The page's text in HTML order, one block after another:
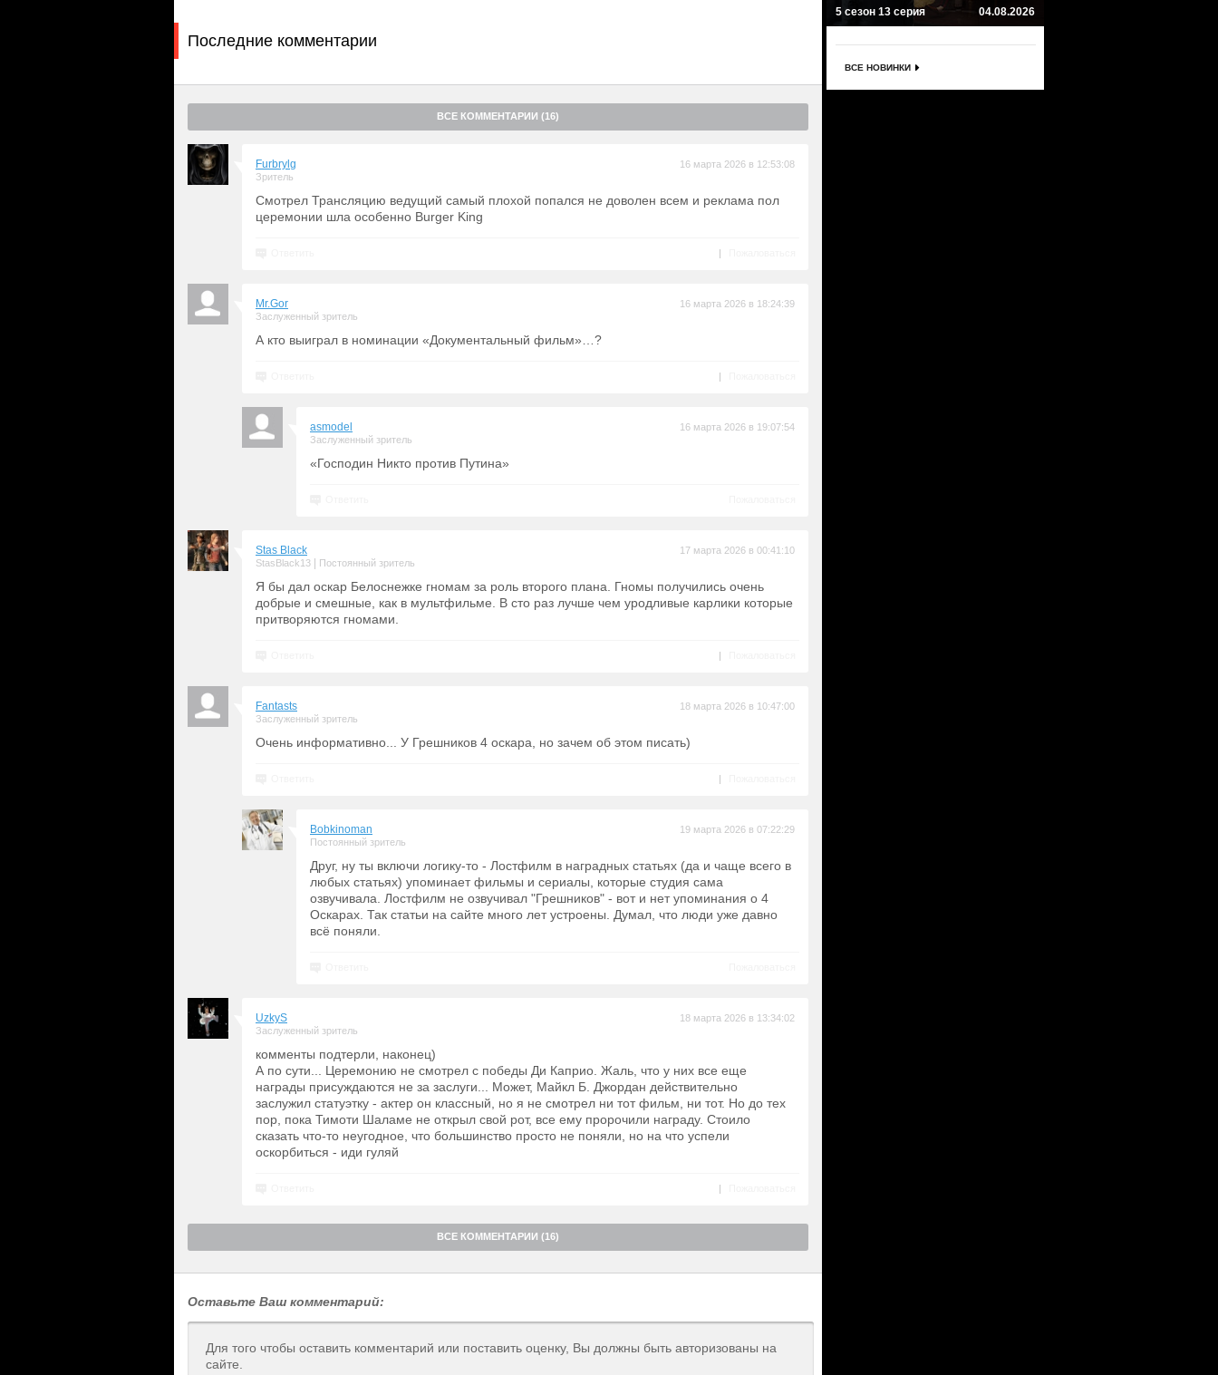
Последние комментарии
ВСЕ КОММЕНТАРИИ (16)
Furbrylg
Зритель
16 марта 2026 в 12:53:08
Смотрел Трансляцию ведущий самый плохой попался не доволен всем и реклама пол
церемонии шла особенно Burger King
|
Mr.Gor
Заслуженный зритель
16 марта 2026 в 18:24:39
А кто выиграл в номинации «Документальный фильм»…?
|
asmodel
Заслуженный зритель
16 марта 2026 в 19:07:54
«Господин Никто против Путина»
Stas Black
StasBlack13 Постоянный зритель
17 марта 2026 в 00:41:10
Я бы дал оскар Белоснежке гномам за роль второго плана. Гномы получились очень
добрые и смешные, как в мультфильме. В сто раз лучше чем уродливые карлики которые
притворяются гномами.
|
Fantasts
Заслуженный зритель
18 марта 2026 в 10:47:00
Очень информативно... У Грешников 4 оскара, но зачем об этом писать)
|
Bobkinoman
Постоянный зритель
19 марта 2026 в 07:22:29
Друг, ну ты включи логику-то - Лостфилм в наградных статьях (да и чаще всего в
любых статьях) упоминает фильмы и сериалы, которые студия сама
озвучивала. Лостфилм не озвучивал "Грешников" - вот и нет упоминания о 4
Оскарах. Так статьи на сайте много лет устроены. Думал, что люди уже давно
всё поняли.
UzkyS
Заслуженный зритель
18 марта 2026 в 13:34:02
комменты подтерли, наконец)
А по сути... Церемонию не смотрел с победы Ди Каприо. Жаль, что у них все еще
награды присуждаются не за заслуги... Может, Майкл Б. Джордан действительно
заслужил статуэтку - актер он классный, но я не смотрел ни тот фильм, ни тот. Но до тех
пор, пока Тимоти Шаламе не открыл свой рот, все ему пророчили награду. Стоило
сказать что-то неугодное, что большинство просто не поняли, но на что успели
оскорбиться - иди гуляй
|
ВСЕ КОММЕНТАРИИ (16)
Оставьте Ваш комментарий:
Для того чтобы оставить комментарий или поставить оценку, Вы должны быть авторизованы на
сайте.
5 сезон 13 серия 04.08.2026
ВСЕ НОВИНКИ